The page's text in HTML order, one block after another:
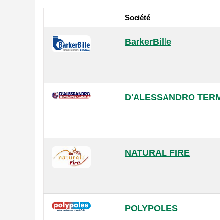
Société
BarkerBille
D'ALESSANDRO
NATURAL FIRE
POLYPOLES